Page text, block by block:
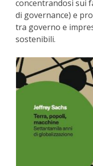
concentrandosi sui
di governance) e
tra governo e
sostenibili.